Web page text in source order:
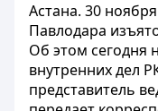
Астана. 30
Павлодара
Об этом сегодня
внутренних дел
представитель